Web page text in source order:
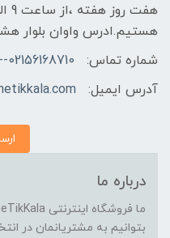
هستیم.ادرس واوان بلوار
شماره تماس:
02156168710----09376779107
آدرس ایمیل:
درباره ما
بتوانیم به مشتریانمان در